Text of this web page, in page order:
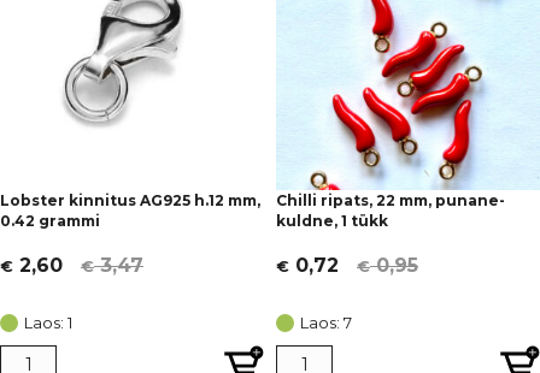
Lobster kinnitus AG925 h.12 mm,
0.42 grammi
€3,47
Algne
oli:
€ 3,47.
€ 2,60
Current
is:
€ 2,60.
Laos: 1
Chilli ripats, 22 mm, punane-
kuldne, 1 tükk
€0,95
Algne
oli:
€ 0,95.
€ 0,72
Current
is:
€ 0,72.
Laos: 7